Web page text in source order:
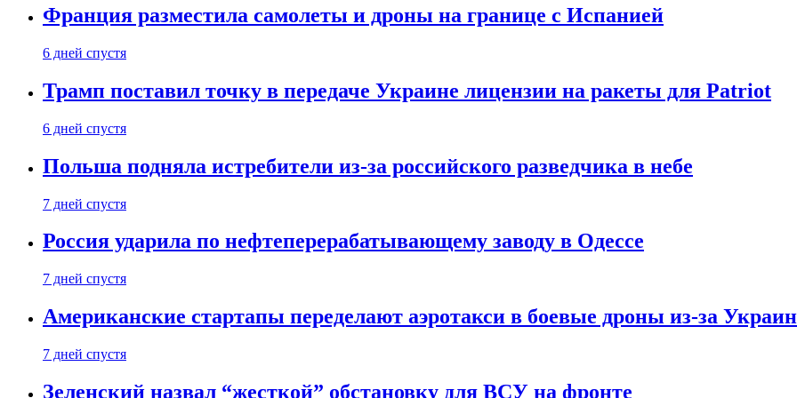
Франция разместила самолеты и дроны на границе с Испанией
6 дней спустя
Трамп поставил точку в передаче Украине лицензии на ракеты для Patriot
6 дней спустя
Польша подняла истребители из-за российского разведчика в небе
7 дней спустя
Россия ударила по нефтеперерабатывающему заводу в Одессе
7 дней спустя
Американские стартапы переделают аэротакси в боевые дроны из-за
7 дней спустя
Зеленский назвал “жесткой” обстановку для ВСУ на фронте